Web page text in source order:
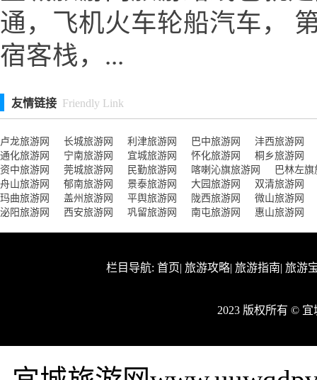
通，飞机火车轮船汽车，
宿客栈，...
友情链接 Friendly Link
卢龙旅游网 长城旅游网 利津旅游网 巴中旅游网
沣西旅游网
通化旅游网
宁南旅游网 宜城旅游网 怀化旅游网
桐乡旅游网
资中旅游网
莞城旅游网 民勤旅游网 喀喇沁旗旅游网
巴林左旗
舟山旅游网
郁南旅游网 景泰旅游网 大园旅游网
双清旅游网
玛曲旅游网
盖州旅游网 平舆旅游网 陇西旅游网
微山旅游网
泌阳旅游网
西安旅游网 巩留旅游网 南屯旅游网 惠山旅游网
栏目导航: 首页| 旅游攻略| 旅游指南| 旅游
2023 版权所有 ©